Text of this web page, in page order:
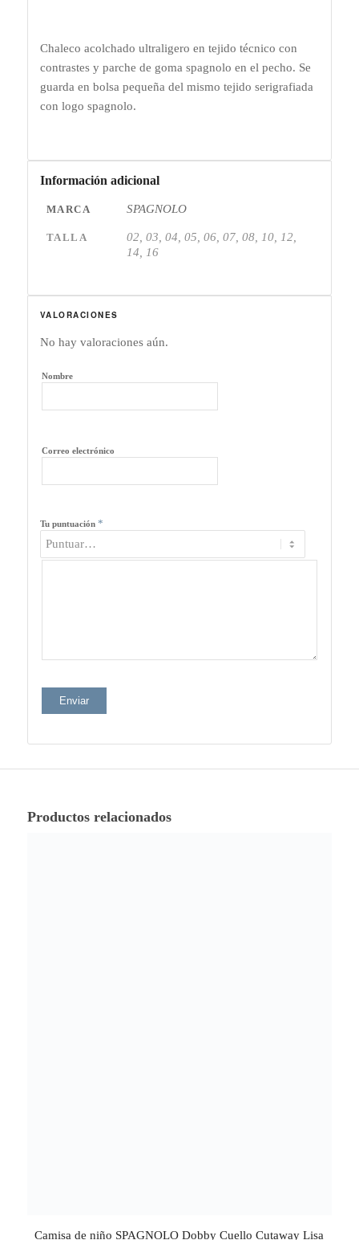
Chaleco acolchado ultraligero en tejido técnico con
contrastes y parche de goma spagnolo en el pecho. Se
guarda en bolsa pequeña del mismo tejido serigrafiada
con logo spagnolo.
Información adicional
MARCA SPAGNOLO
TALLA
02, 03, 04, 05, 06, 07, 08, 10, 12,
14, 16
VALORACIONES
No hay valoraciones aún.
Nombre
Correo electrónico
Tu puntuación *
Productos relacionados
Camisa de niño SPAGNOLO Dobby Cuello Cutaway Lisa